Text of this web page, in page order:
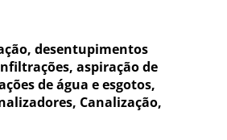
desentupimentos
aspiração de
de água e esgotos,
Canalização,